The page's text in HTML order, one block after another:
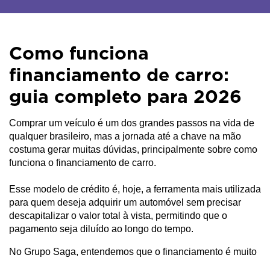
Como funciona
financiamento de carro:
guia completo para 2026
Comprar um veículo é um dos grandes passos na vida de
qualquer brasileiro, mas a jornada até a chave na mão
costuma gerar muitas dúvidas, principalmente sobre como
funciona o financiamento de carro.
Esse modelo de crédito é, hoje, a ferramenta mais utilizada
para quem deseja adquirir um automóvel sem precisar
descapitalizar o valor total à vista, permitindo que o
pagamento seja diluído ao longo do tempo.
No Grupo Saga, entendemos que o financiamento é muito